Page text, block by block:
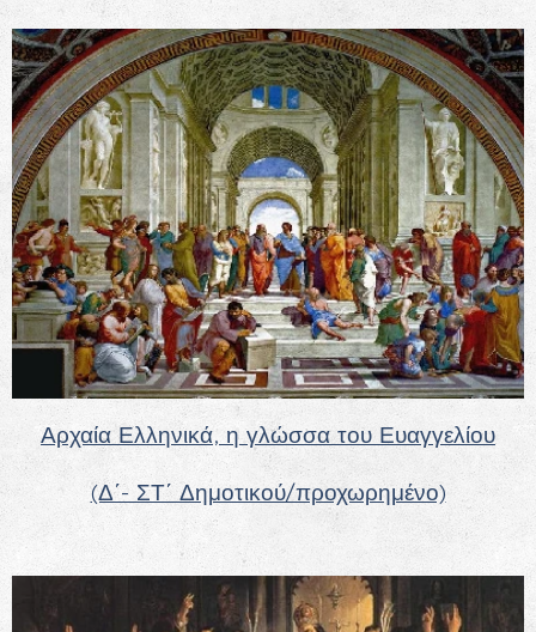
Αρχαία Ελληνικά, η γλώσσα του Ευαγγελίου
(Δ΄- ΣΤ΄ Δημοτικού/προχωρημένο)